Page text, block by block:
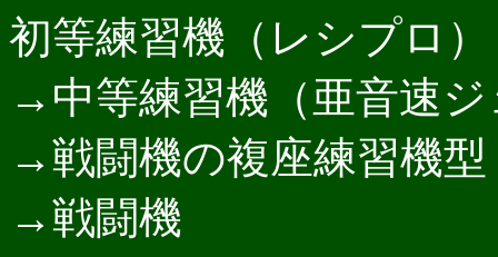
初等練習機（レシプロ）
→中等練習機（亜音速
→戦闘機の複座練習機型
→戦闘機